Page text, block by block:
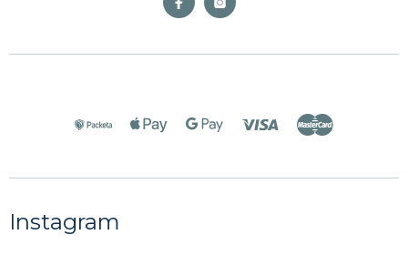
Instagram